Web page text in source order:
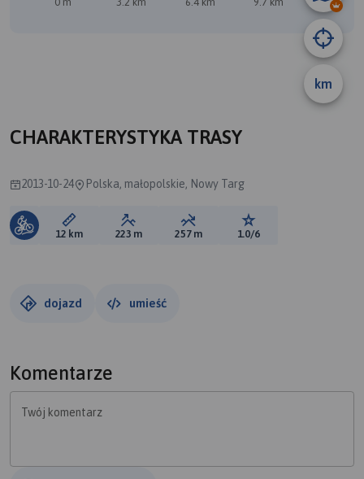
km
CHARAKTERYSTYKA TRASY
2013-10-24 Polska, małopolskie, Nowy Targ
Długość trasy:
12 km Suma przewyższeń:
223 m Suma spadków:
257 m Ocena trasy:
1.0/6
dojazd umieść
Komentarze
Twój komentarz